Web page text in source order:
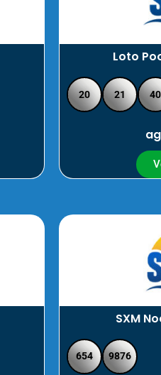
Loto
20 21 40
SXM
654 9876